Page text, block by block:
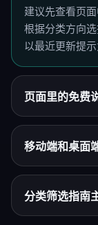
建议先查看页
根据分类方向
以最近更新提
页面里的免费
移动端和桌面
分类筛选指南